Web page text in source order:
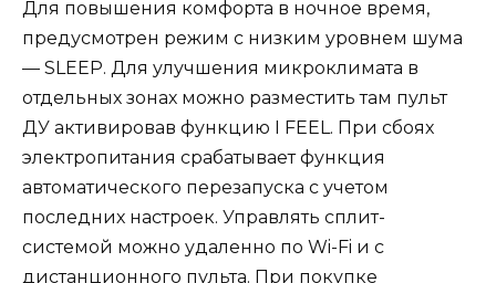
Для повышения комфорта в ночное время,
предусмотрен режим с низким уровнем шума
— SLЕЕР. Для улучшения микроклимата в
отдельных зонах можно разместить там пульт
ДУ активировав функцию I FEEL. При сбоях
электропитания срабатывает функция
автоматического перезапуска с учетом
последних настроек. Управлять сплит-
системой можно удаленно по Wi-Fi и с
дистанционного пульта. При покупке